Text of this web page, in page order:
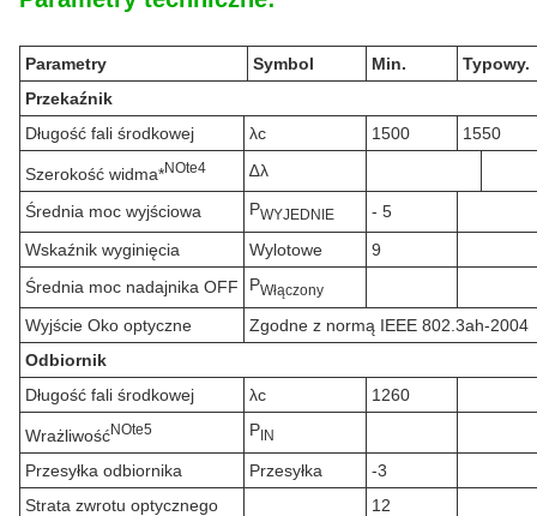
Parametry Symbol Min.
Typowy.
Przekaźnik
Długość fali środkowej
λc 1500 1550
Szerokość widma*NOte4 ∆λ
Średnia moc wyjściowa PWYJEDNIE
- 5
Wskaźnik wyginięcia
Wylotowe
9
Średnia moc nadajnika OFF
PWłączony
Wyjście Oko optyczne
Zgodne z normą IEEE 802.3ah-2004
Odbiornik
Długość fali środkowej
λc 1260
WrażliwośćNOte5 PIN
Przesyłka odbiornika Przesyłka
-3
Strata zwrotu optycznego
12